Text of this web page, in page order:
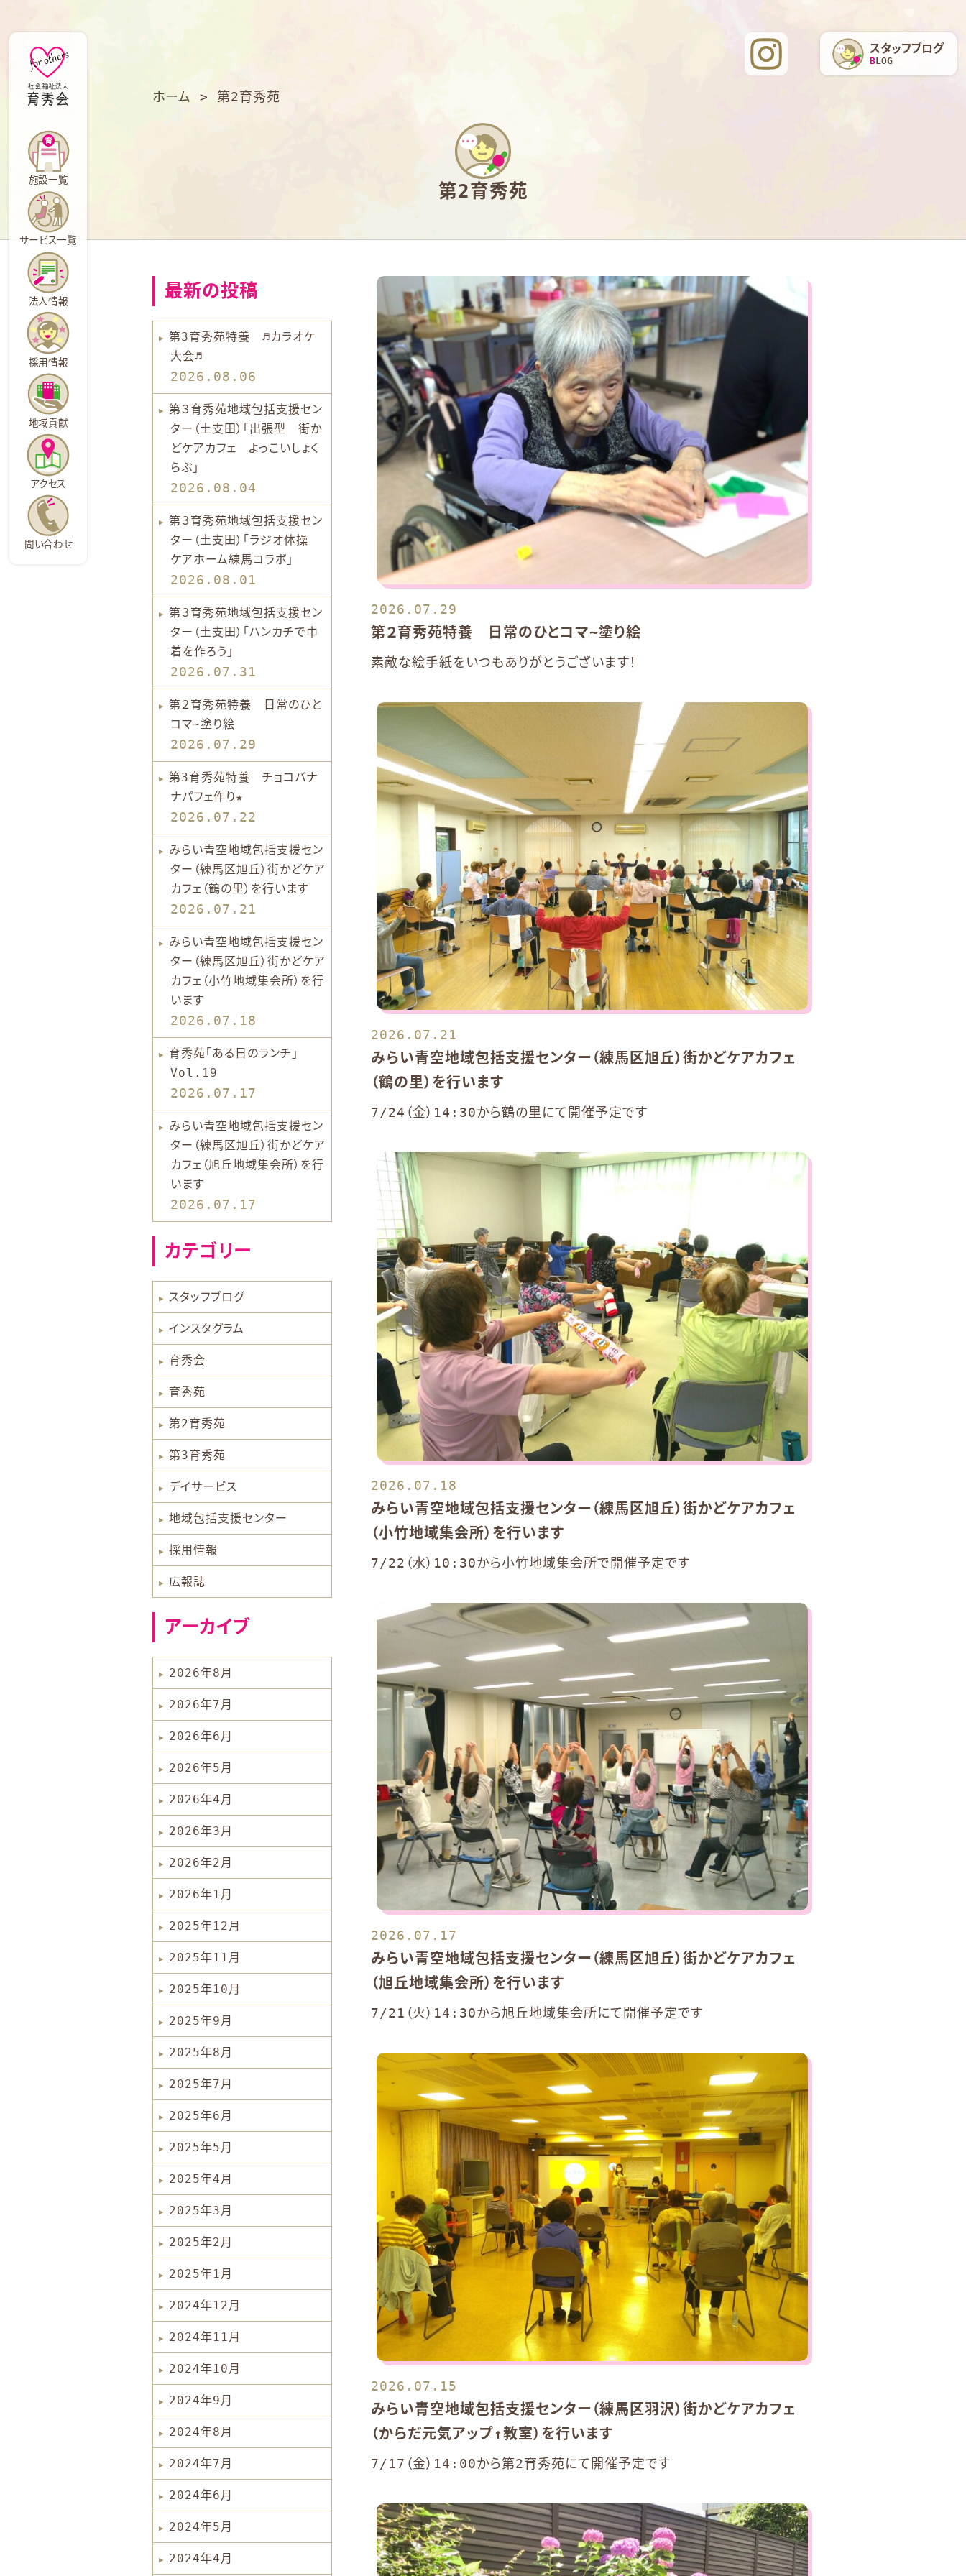
スタッフブログ
BLOG
施設一覧
サービス一覧
法人情報
採用情報
地域貢献
アクセス
問い合わせ
ホーム > 第2育秀苑
第2育秀苑
2026.07.29
第２育秀苑特養 日常のひとコマ~塗り絵
素敵な絵手紙をいつもありがとうございます！
2026.07.21
みらい青空地域包括支援センター（練馬区旭丘）街かどケアカフェ
（鶴の里）を行います
7/24（金）14:30から鶴の里にて開催予定です
2026.07.18
みらい青空地域包括支援センター（練馬区旭丘）街かどケアカフェ
（小竹地域集会所）を行います
7/22（水）10:30から小竹地域集会所で開催予定です
2026.07.17
みらい青空地域包括支援センター（練馬区旭丘）街かどケアカフェ
（旭丘地域集会所）を行います
7/21（火）14:30から旭丘地域集会所にて開催予定です
2026.07.15
みらい青空地域包括支援センター（練馬区羽沢）街かどケアカフェ
（からだ元気アップ↑教室）を行います
7/17（金）14:00から第2育秀苑にて開催予定です
最新の投稿
第3育秀苑特養 ♬カラオケ
大会♬
2026.08.06
第３育秀苑地域包括支援セン
ター（土支田）「出張型 街か
どケアカフェ よっこいしょく
らぶ」
2026.08.04
第３育秀苑地域包括支援セン
ター（土支田）「ラジオ体操
ケアホーム練馬コラボ」
2026.08.01
第３育秀苑地域包括支援セン
ター（土支田）「ハンカチで巾
着を作ろう」
2026.07.31
第２育秀苑特養 日常のひと
コマ~塗り絵
2026.07.29
第3育秀苑特養 チョコバナ
ナパフェ作り★
2026.07.22
みらい青空地域包括支援セン
ター（練馬区旭丘）街かどケア
カフェ（鶴の里）を行います
2026.07.21
みらい青空地域包括支援セン
ター（練馬区旭丘）街かどケア
カフェ（小竹地域集会所）を行
います
2026.07.18
育秀苑「ある日のランチ」
Vol.19
2026.07.17
みらい青空地域包括支援セン
ター（練馬区旭丘）街かどケア
カフェ（旭丘地域集会所）を行
います
2026.07.17
カテゴリー
スタッフブログ
インスタグラム
育秀会
育秀苑
第2育秀苑
第3育秀苑
デイサービス
地域包括支援センター
採用情報
広報誌
アーカイブ
2026年8月
2026年7月
2026年6月
2026年5月
2026年4月
2026年3月
2026年2月
2026年1月
2025年12月
2025年11月
2025年10月
2025年9月
2025年8月
2025年7月
2025年6月
2025年5月
2025年4月
2025年3月
2025年2月
2025年1月
2024年12月
2024年11月
2024年10月
2024年9月
2024年8月
2024年7月
2024年6月
2024年5月
2024年4月